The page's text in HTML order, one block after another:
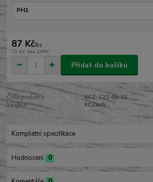
87 Kč/ks
72 Kč bez DPH
Přidat do košíku
Číslo produktu:
4CZ-122-09-01
Výrobce:
4CZech
Kompletní specifikace
Hodnocení 0